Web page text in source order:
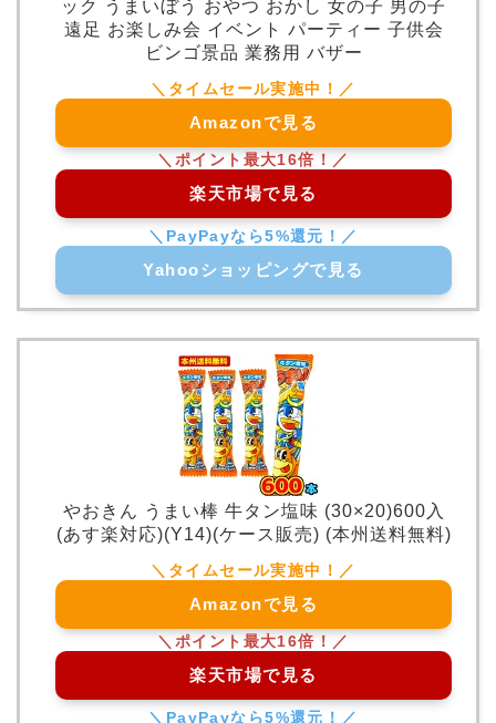
ック うまいぼう おやつ おかし 女の子 男の子
遠足 お楽しみ会 イベント パーティー 子供会
ビンゴ景品 業務用 バザー
Amazonで見る
楽天市場で見る
Yahooショッピングで見る
やおきん うまい棒 牛タン塩味 (30×20)600入
(あす楽対応)(Y14)(ケース販売) (本州送料無料)
Amazonで見る
楽天市場で見る